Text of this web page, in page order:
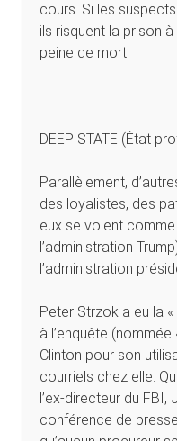
cours. Si les
ils risquent la prison
peine de mort.
DEEP STATE (État
Parallèlement,
des loyalistes, des
eux se voient
l’administration
l’administration
Peter Strzok a eu la
à l’enquête (nommée
Clinton pour son
courriels chez elle.
l’ex-directeur du FBI,
conférence de